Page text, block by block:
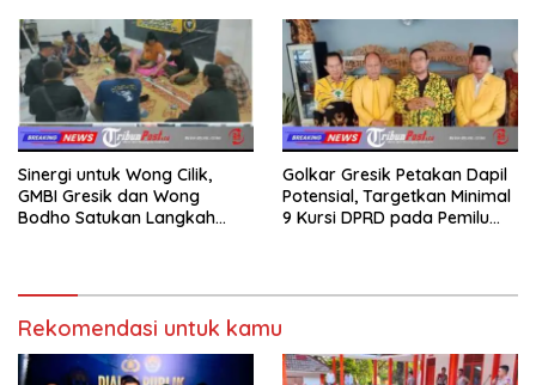
Sinergi untuk Wong Cilik,
GMBI Gresik dan Wong
Bodho Satukan Langkah
Golkar Gresik Petakan Dapil
Potensial, Targetkan Minimal
9 Kursi DPRD pada Pemilu
Rekomendasi untuk kamu